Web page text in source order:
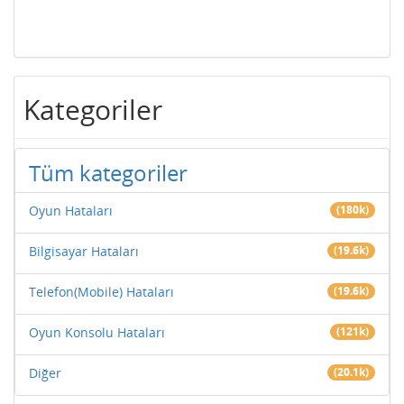
Kategoriler
Tüm kategoriler
Oyun Hataları (180k)
Bilgisayar Hataları (19.6k)
Telefon(Mobile) Hataları (19.6k)
Oyun Konsolu Hataları (121k)
Diğer (20.1k)